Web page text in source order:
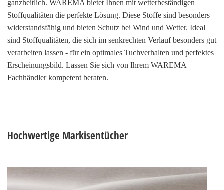
ganzheitlich. WAREMA bietet Ihnen mit wetterbeständigen
Stoffqualitäten die perfekte Lösung. Diese Stoffe sind besonders
widerstandsfähig und bieten Schutz bei Wind und Wetter. Ideal
sind Stoffqualitäten, die sich im senkrechten Verlauf besonders gut
verarbeiten lassen - für ein optimales Tuchverhalten und perfektes
Erscheinungsbild. Lassen Sie sich von Ihrem WAREMA
Fachhändler kompetent beraten.
Hochwertige Markisentücher